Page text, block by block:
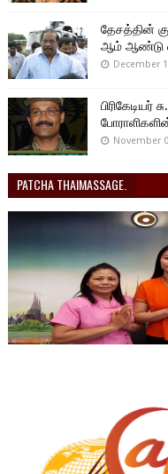
தேசத்தின்
ஆம் ஆண்டு
December
November
PATCHA THAIMASSAGE.